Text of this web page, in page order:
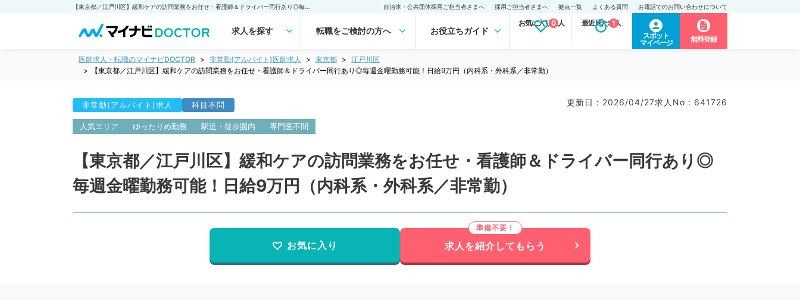
自治体・公共団体採用ご担当者さまへ 採用ご担当者さまへ 拠点一覧 よくある質問 お電話でのお問い合わせについて
求人を探す 転職をご検討の方へ お役立ちガイド
お気に入り求人
0 最近見た求人
1
スポット
マイページ
無料登録
医師求人・転職のマイナビDOCTOR 非常勤(アルバイト)医師求人 東京都
江戸川区
【東京都／江戸川区】緩和ケアの訪問業務をお任せ・看護師＆ドライバー同行あり◎毎週金曜勤務可能！日給9万円（内科系・外科系／非常勤）
非常勤(アルバイト)求人 科目不問 更新日 : 2026/04/27求人No : 641726
人気エリア ゆったりめ勤務 駅近・徒歩圏内 専門医不問
【東京都／江戸川区】緩和ケアの訪問業務をお任せ・看護師＆ドライバー同行あり◎
毎週金曜勤務可能！日給9万円（内科系・外科系／非常勤）
お気に入り 求人を紹介してもらう